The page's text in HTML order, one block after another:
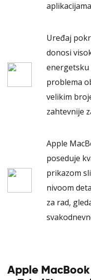
Uređaj
donosi
energetsku
problema
velikim
zahtevnije
Apple
poseduje
prikazom
nivoom
za rad,
Apple MacBook